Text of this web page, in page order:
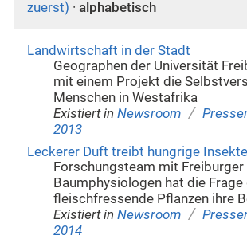
zuerst) · alphabetisch
Landwirtschaft in der Stadt
Geographen der Universität
mit einem Projekt die
Menschen in Westafrika
Existiert in Newsroom /
2013
Leckerer Duft treibt hungrige
Forschungsteam mit Freiburger
Baumphysiologen hat die
fleischfressende Pflanzen ihre
Existiert in Newsroom /
2014